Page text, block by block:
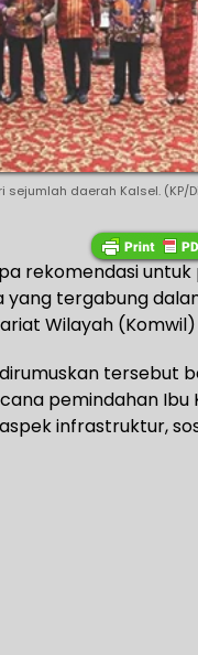
sejumlah daerah Kalsel. (KP/
rekomendasi
tergabung
Wilayah
tersebut
pemindahan
infrastruktur,